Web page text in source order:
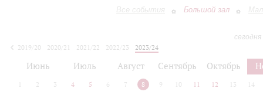
Все события Большой зал
2019/20
2020/21 2021/22 2022/23
2023/24
Июнь Июль Август Сентябрь Октябрь
2 3 4 5 6 7 8 9 10 11 12 13 14